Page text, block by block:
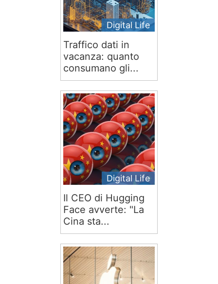
Digital Life
Traffico dati in
vacanza: quanto
consumano gli...
Digital Life
Il CEO di Hugging
Face avverte: "La
Cina sta...